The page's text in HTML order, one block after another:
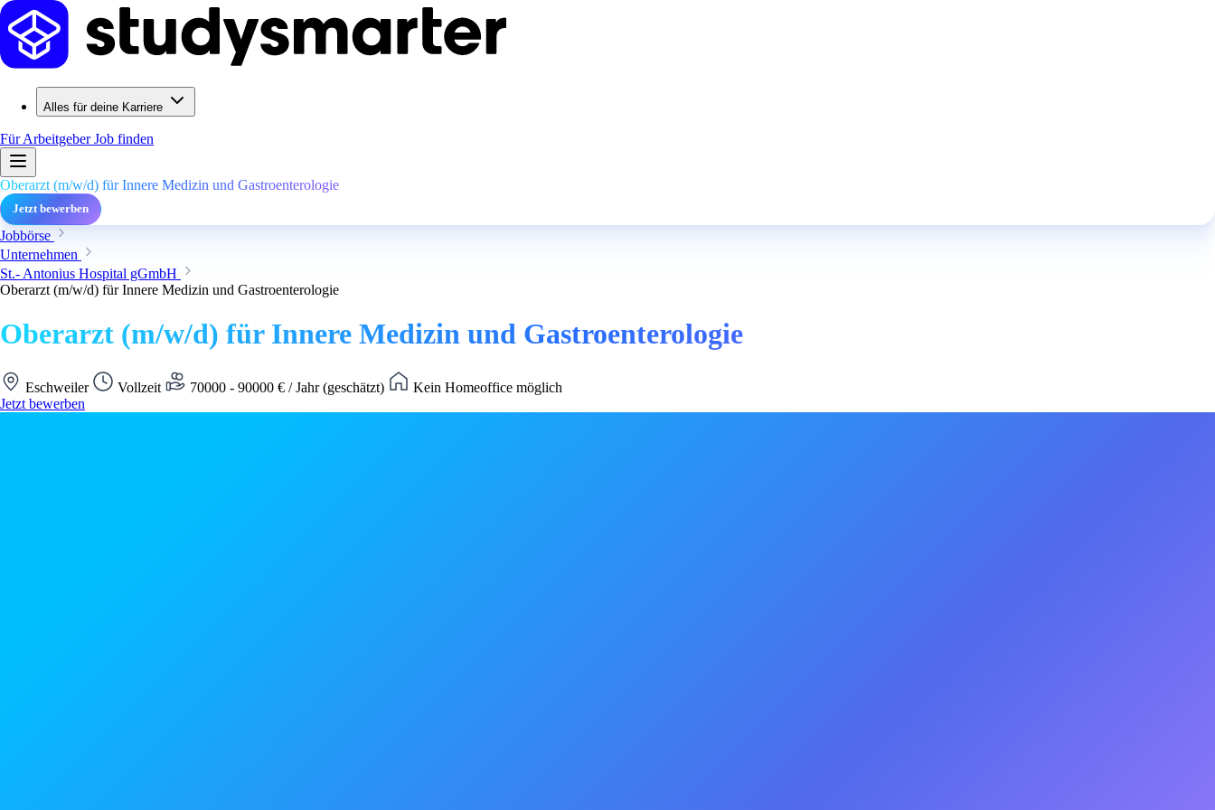
Alles für deine Karriere
Für ArbeitgeberJob finden
Oberarzt (m/w/d) für Innere Medizin und Gastroenterologie
Jetzt bewerben
Jobbörse
Unternehmen
St.- Antonius Hospital gGmbH
Oberarzt (m/w/d) für Innere Medizin und Gastroenterologie
Oberarzt (m/w/d) für Innere Medizin und Gastroenterologie
Eschweiler Vollzeit 70000 - 90000 € / Jahr (geschätzt)
Kein Homeoffice möglich
Jetzt bewerben